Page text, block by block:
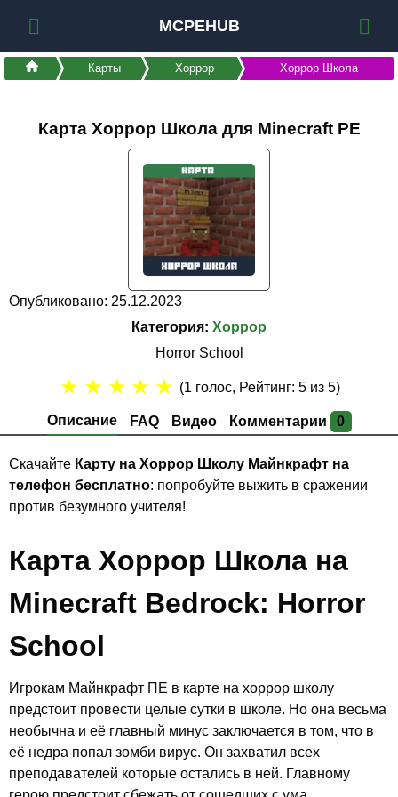
MCPEHUB
Карты Хоррор Хоррор Школа
Карта Хоррор Школа для Minecraft PE
Опубликовано: 25.12.2023
Категория: Хоррор
Horror School
Описание FAQ Видео Комментарии 0
★ ★ ★ ★ ★ (1 голос, Рейтинг:5 из 5)
Скачайте Карту на Хоррор Школу Майнкрафт на
телефон бесплатно: попробуйте выжить в сражении
против безумного учителя!
Карта Хоррор Школа на
Minecraft Bedrock: Horror
School
Игрокам Майнкрафт ПЕ в карте на хоррор школу
предстоит провести целые сутки в школе. Но она весьма
необычна и её главный минус заключается в том, что в
её недра попал зомби вирус. Он захватил всех
преподавателей которые остались в ней. Главному